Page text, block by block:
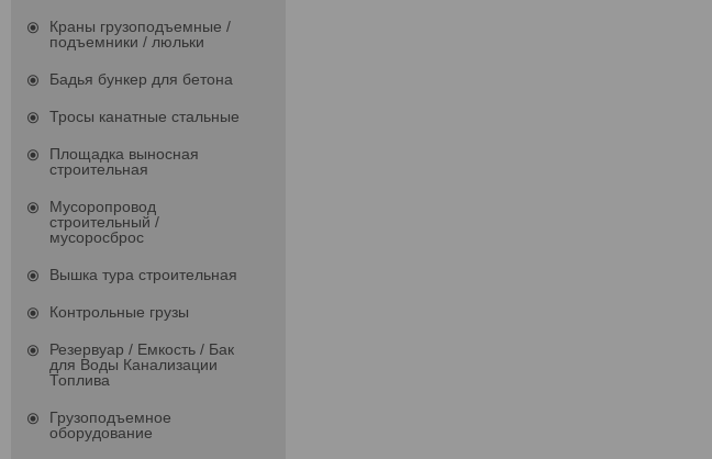
Краны грузоподъемные /
подъемники / люльки
Бадья бункер для бетона
Тросы канатные стальные
Площадка выносная
строительная
Мусоропровод
строительный /
мусоросброс
Вышка тура строительная
Контрольные грузы
Резервуар / Емкость / Бак
для Воды Канализации
Топлива
Грузоподъемное
оборудование